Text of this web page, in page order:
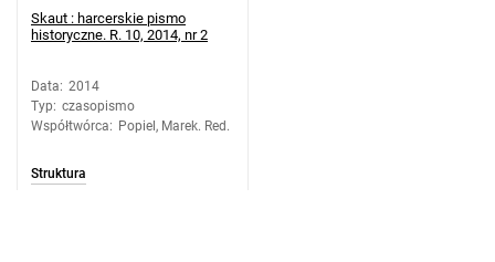
Skaut : harcerskie pismo
historyczne. R. 10, 2014, nr 2
Data: 2014
Typ: czasopismo
Współtwórca: Popiel, Marek. Red.
Struktura